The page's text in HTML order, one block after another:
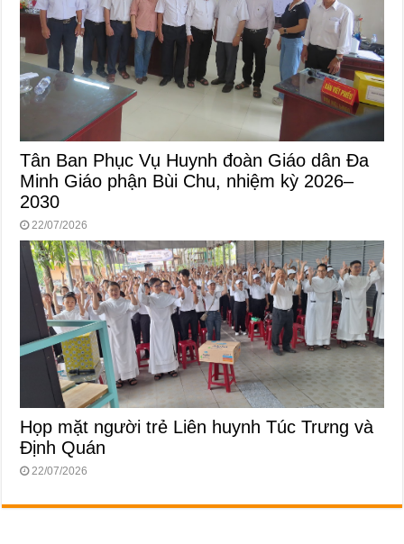
Tân Ban Phục Vụ Huynh đoàn Giáo dân Đa
Minh Giáo phận Bùi Chu, nhiệm kỳ 2026–
2030
22/07/2026
Họp mặt người trẻ Liên huynh Túc Trưng và
Định Quán
22/07/2026